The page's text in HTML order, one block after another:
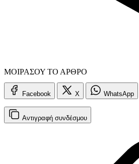
ΜΟΙΡΑΣΟΥ ΤΟ ΑΡΘΡΟ
Facebook X
WhatsApp
Αντιγραφή συνδέσμου